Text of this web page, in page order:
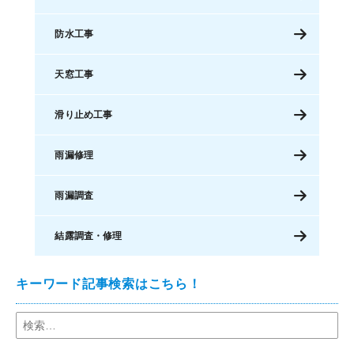
防水工事
天窓工事
滑り止め工事
雨漏修理
雨漏調査
結露調査・修理
キーワード記事検索はこちら！